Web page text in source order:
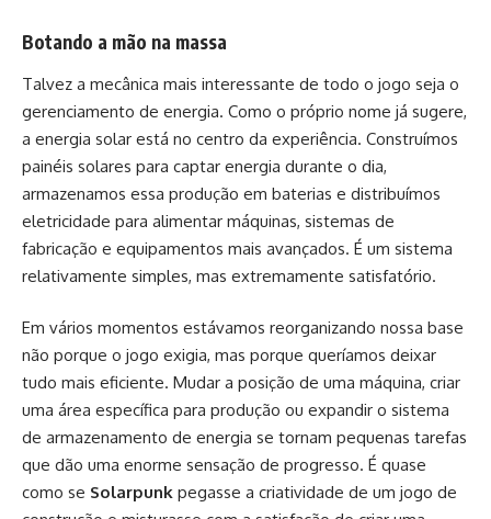
Botando a mão na massa
Talvez a mecânica mais interessante de todo o jogo seja o
gerenciamento de energia. Como o próprio nome já sugere,
a energia solar está no centro da experiência. Construímos
painéis solares para captar energia durante o dia,
armazenamos essa produção em baterias e distribuímos
eletricidade para alimentar máquinas, sistemas de
fabricação e equipamentos mais avançados. É um sistema
relativamente simples, mas extremamente satisfatório.
Em vários momentos estávamos reorganizando nossa base
não porque o jogo exigia, mas porque queríamos deixar
tudo mais eficiente. Mudar a posição de uma máquina, criar
uma área específica para produção ou expandir o sistema
de armazenamento de energia se tornam pequenas tarefas
que dão uma enorme sensação de progresso. É quase
como se Solarpunk pegasse a criatividade de um jogo de